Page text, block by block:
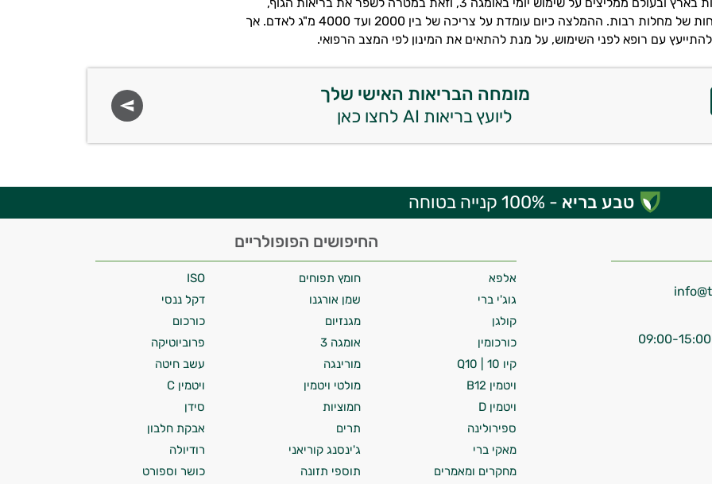
ולמנוע התפתחות של מחלות רבות. ההמלצה כיום עומדת על צריכה של בין 2000 ועד 4000 מ"ג לאדם. אך
עם רופא לפני השימוש, על מנת להתאים את המינון לפי המצב הרפואי.
מומחה הבריאות האישי שלך
ליועץ בריאות AI לחצו כאן
טבע בריא - 100% קנייה בטוחה
החיפושים הפופולריים
אלפא חומץ תפוחים
ISO
גוג'י ברי
שמן אורגנו
דקל ננסי
קולגן
מגנזיום
כורכום
כורכומין
אומגה 3
פרוביוטיקה
קיו 10 | Q10
מורינגה
עשב חיטה
ויטמין B12
מולטי ויטמין
ויטמין C
ויטמין D
חמוציות
סידן
ספירולינה
תרים
אבקת חלבון
מאקי ברי
ג'ינסנג קוריאני
רודיולה
מחקרים ומאמרים
תוספי תזונה כושר וספורט